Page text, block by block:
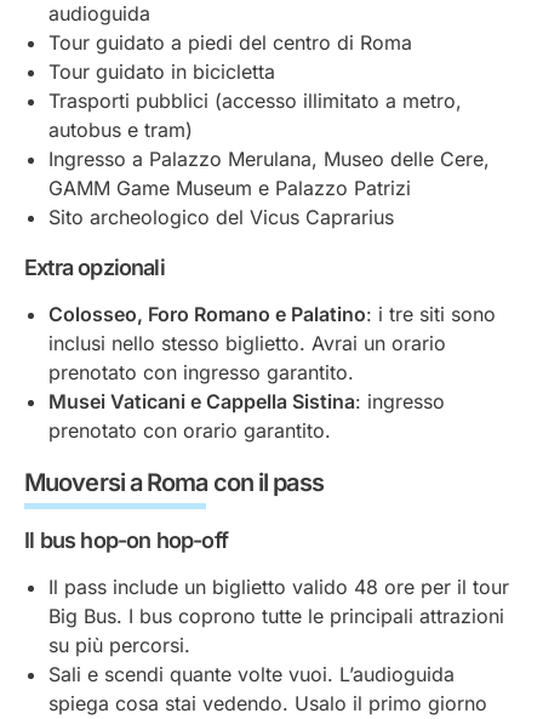
audioguida
Tour guidato a piedi del centro di Roma
Tour guidato in bicicletta
Trasporti pubblici (accesso illimitato a metro,
autobus e tram)
Ingresso a Palazzo Merulana, Museo delle Cere,
GAMM Game Museum e Palazzo Patrizi
Sito archeologico del Vicus Caprarius
Extra opzionali
Colosseo, Foro Romano e Palatino: i tre siti sono
inclusi nello stesso biglietto. Avrai un orario
prenotato con ingresso garantito.
Musei Vaticani e Cappella Sistina: ingresso
prenotato con orario garantito.
Muoversi a Roma con il pass
Il bus hop-on hop-off
Il pass include un biglietto valido 48 ore per il tour
Big Bus. I bus coprono tutte le principali attrazioni
su più percorsi.
Sali e scendi quante volte vuoi. L’audioguida
spiega cosa stai vedendo. Usalo il primo giorno